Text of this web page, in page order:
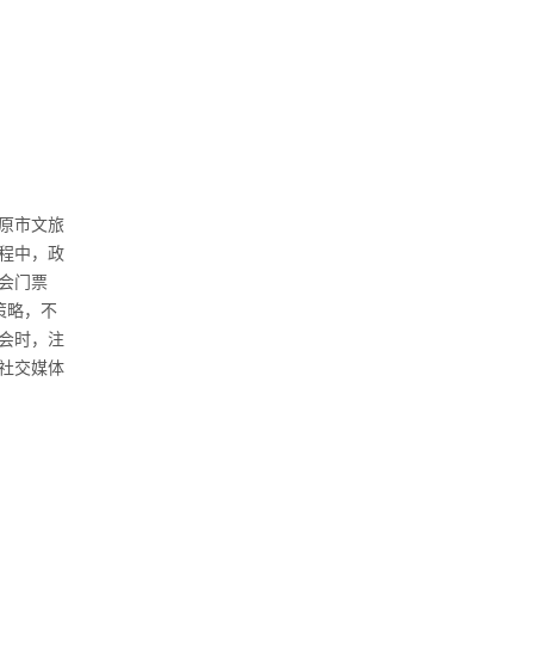
市文旅
中，政
门票
略，不
时，注
交媒体